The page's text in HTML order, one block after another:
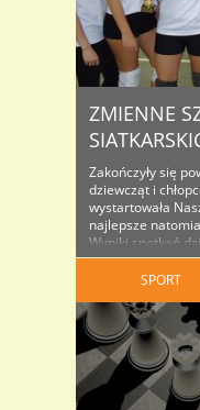
ZMIENNE
Zakończyły się
dziewcząt i
wystartowała
najlepsze
Wyniki spotkań
25:17) ZSHiU – I
(25:12, 25:17)
SPORT